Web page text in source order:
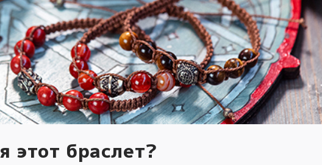
этот браслет?